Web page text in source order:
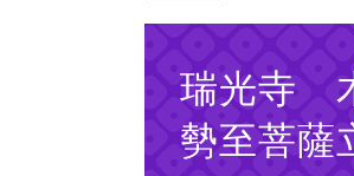
瑞光寺
勢至菩薩